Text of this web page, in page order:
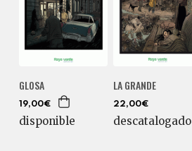
GLOSA
19,00€
disponible
LA GRANDE
22,00€
descatalogado